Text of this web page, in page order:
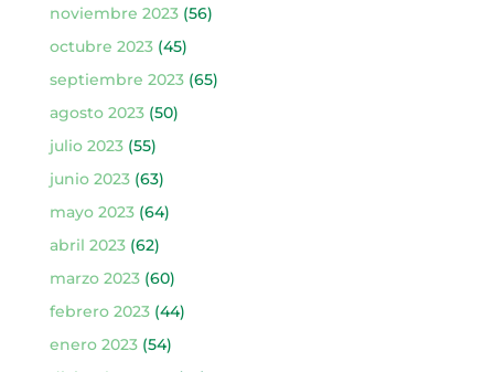
noviembre 2023(56)
octubre 2023(45)
septiembre 2023(65)
agosto 2023(50)
julio 2023(55)
junio 2023(63)
mayo 2023(64)
abril 2023(62)
marzo 2023(60)
febrero 2023(44)
enero 2023(54)